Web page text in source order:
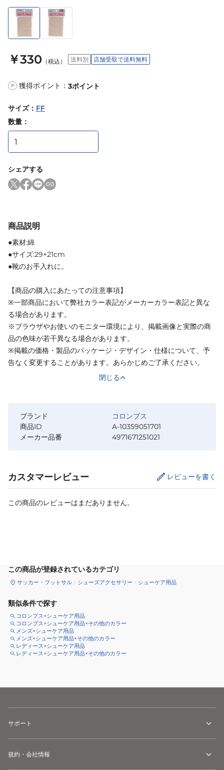
￥330 （税込） 送料別 店舗受取で送料無料
P 獲得ポイント： 3ポイント
サイズ： FF
数量：
シェアする
商品説明
●素材:綿
●サイズ:29×21cm
●靴のお手入れに。
【商品の購入にあたっての注意事項】
※一部商品において弊社カラー表記がメーカーカラー表記と異な
る場合があります。
※ブラウザやお使いのモニター環境により、掲載画像と実際の商
品の色味が若干異なる場合があります。
※掲載の価格・製品のパッケージ・デザイン・仕様について、予
告なく変更することがあります。あらかじめご了承ください。
閉じる
ブランド
コロンブス
商品ID
A-10359051701
メーカー品番
4971671251021
カスタマーレビュー レビューを書く
この商品のレビューはまだありません。
この商品が登録されているカテゴリ
サッカー・フットサル シューズアクセサリー シューケア用品
類似条件で探す
コロンブス×シューケア用品
コロンブス×シューケア用品×その他のカラー
メンズ×シューケア用品
メンズ×シューケア用品×その他のカラー
レディース×シューケア用品
レディース×シューケア用品×その他のカラー
サポート
規約・会社情報